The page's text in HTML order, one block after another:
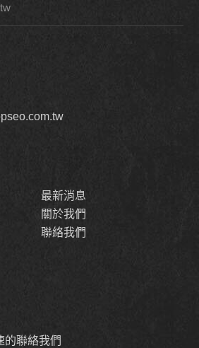
最新消息
關於我們
聯絡我們
的聯絡我們